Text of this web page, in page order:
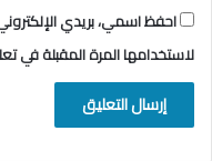
احفظ اسمي، بريدي
لاستخدامها المرة المقبلة في